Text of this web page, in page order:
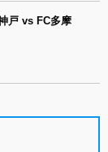
戸 vs FC多摩